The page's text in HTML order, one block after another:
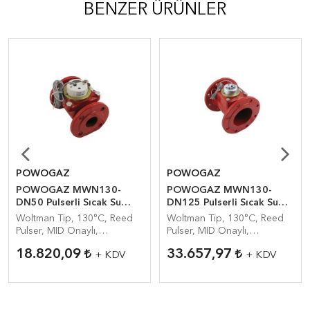
BENZER ÜRÜNLER
POWOGAZ
POWOGAZ MWN130-
DN50 Pulserli Sıcak Su
Sayacı
Woltman Tip, 130°C, Reed
Pulser, MID Onaylı,
18.820,09 + KDV
POWOGAZ
POWOGAZ MWN130-
DN125 Pulserli Sıcak Su
Sayacı
Woltman Tip, 130°C, Reed
Pulser, MID Onaylı,
33.657,97 + KDV